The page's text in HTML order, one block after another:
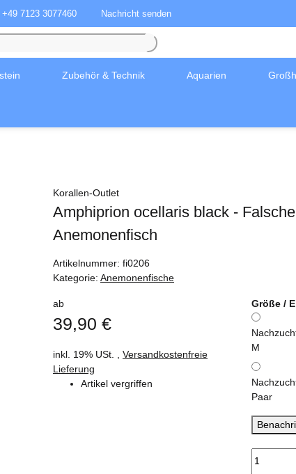
+49 7123 3077460 Nachricht senden
Zubehör & Technik Aquarien
Korallen-Outlet
Amphiprion ocellaris black -
Anemonenfisch
Artikelnummer: fi0206
Kategorie: Anemonenfische
ab
39,90 €
inkl. 19% USt. , Versandkostenfreie
Lieferung
Artikel vergriffen
Größe /
M
Paar